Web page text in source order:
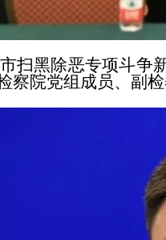
黑除恶专项斗争
察院党组成员、副